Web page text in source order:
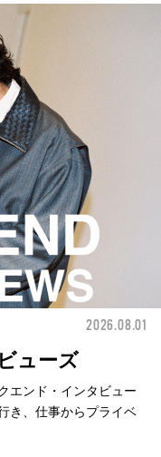
2026.08.01
ューズ
エンド・インタビュー
き、仕事からプライベ